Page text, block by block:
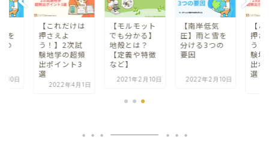
を
の
10日
【これだけは
押さえよ
う！】2次試
験地学の超頻
出ポイント3
選
2022年4月1日
【モルモット
でも分かる】
地殻とは？
【定義や特徴
など】
2021年2月10日
【南岸低気
圧】雨と雪を
分ける3つの
要因
2022年2月10日
【
押さ
う！
験地
出ポ
選